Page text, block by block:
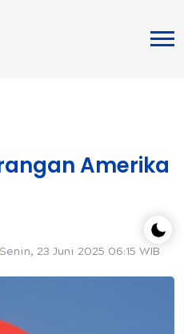
Amerika
Senin, 23 Juni 2025 06:15 WIB